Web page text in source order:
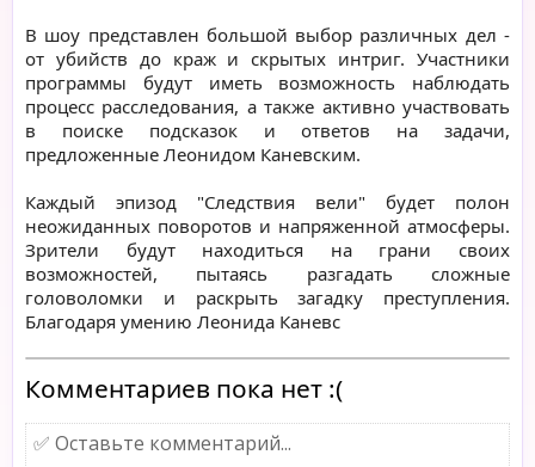
В шоу представлен большой выбор различных дел -
от убийств до краж и скрытых интриг. Участники
программы будут иметь возможность наблюдать
процесс расследования, а также активно участвовать
в поиске подсказок и ответов на задачи,
предложенные Леонидом Каневским.
Каждый эпизод "Следствия вели" будет полон
неожиданных поворотов и напряженной атмосферы.
Зрители будут находиться на грани своих
возможностей, пытаясь разгадать сложные
головоломки и раскрыть загадку преступления.
Благодаря умению Леонида Каневс
Комментариев пока нет :(